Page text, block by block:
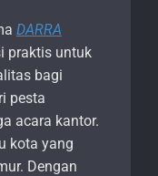
DARRA
praktis untuk
bagi
pesta
acara kantor.
kota yang
Dengan